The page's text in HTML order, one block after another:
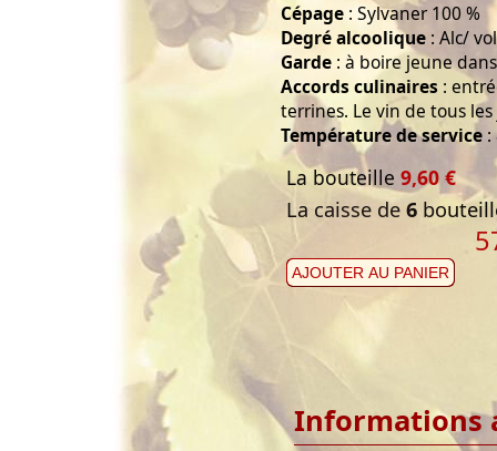
Cépage : Sylvaner 100 %
Degré alcoolique : Alc/
Garde : à boire jeune
Accords culinaires :
terrines. Le vin de tous
Température de service :
La bouteille 9,60 €
La caisse de 6
AJOUTER AU PANIER
Informations